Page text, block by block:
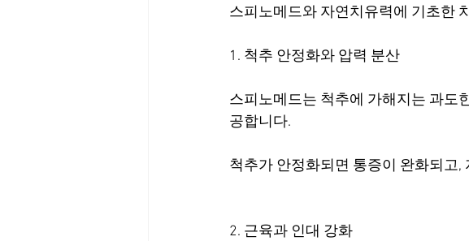
스피노메드와 자연치유력에 기초한
1. 척추 안정화와 압력 분산
스피노메드는 척추에 가해지는 과도
공합니다.
척추가 안정화되면 통증이 완화되고,
2. 근육과 인대 강화